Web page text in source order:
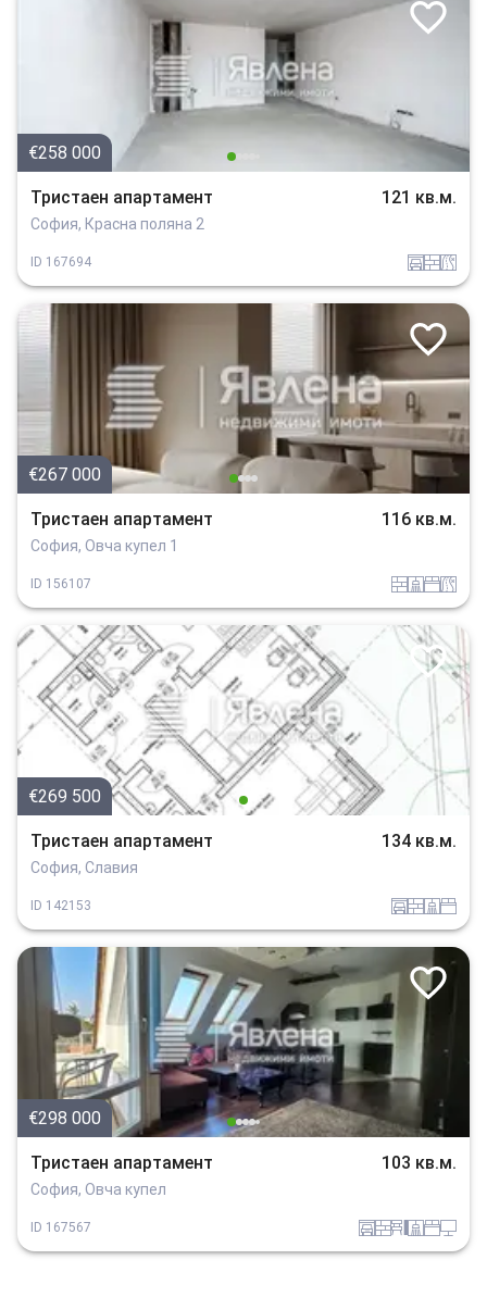
€258 000
Тристаен апартамент 121 кв.м.
София, Красна поляна 2
ID 167694 garajtuhla v_blizost_do_asfaltiran_put
€267 000
Тристаен апартамент 116 кв.м.
София, Овча купел 1
ID 156107 tuhla sanitarno_pomeshtenie spalniav_blizost_do_asfaltiran_put
€269 500
Тристаен апартамент 134 кв.м.
София, Славия
ID 142153 garajtuhla sanitarno_pomeshtenie spalnia
€298 000
Тристаен апартамент 103 кв.м.
София, Овча купел
ID 167567 garajtuhlaobzavejdne_4 sanitarno_pomeshtenie spalniatehnika